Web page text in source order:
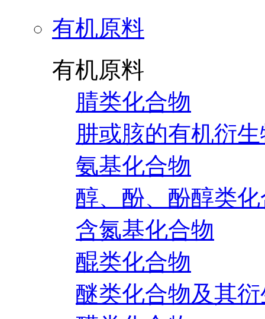
有机原料
有机原料
腈类化合物
肼或胲的有机衍
氨基化合物
醇、酚、酚醇类
含氮基化合物
醌类化合物
醚类化合物及其